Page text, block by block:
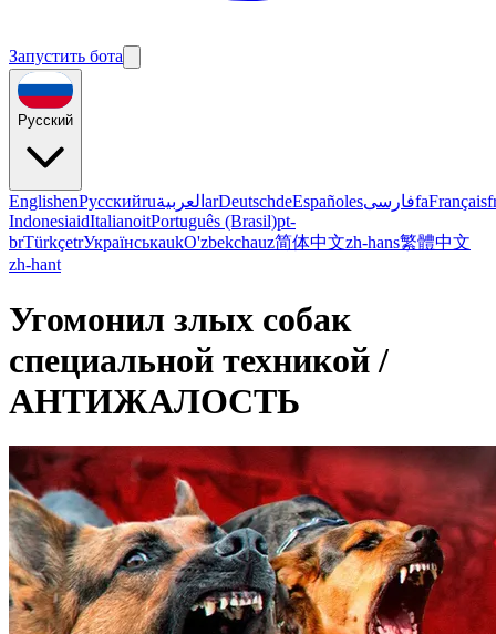
Запустить бота
Русский
EnglishenРусскийruالعربية arDeutschdeEspañolesفارسیfaFrançais
IndonesiaidItalianoitPortuguês (Brasil)pt-
brTürkçetrУкраїнськаukO'zbekchauz简体中文zh-hans繁體中文
zh-hant
Угомонил злых собак
специальной техникой /
АНТИЖАЛОСТЬ